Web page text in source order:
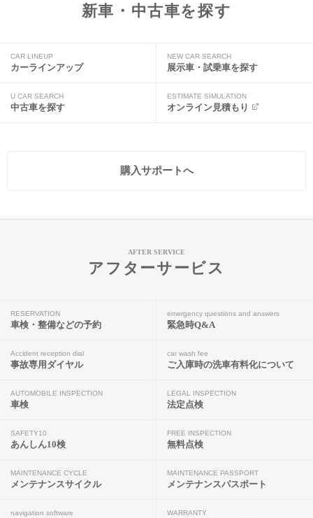
新車・中古車を探す
CAR LINEUP
カーラインアップ
NEW CAR SEARCH
展示車・試乗車を探す
U CAR SEARCH
中古車を探す
ESTIMATE SIMULATION
オンライン見積もり
購入サポートへ
AFTER SERVICE
アフターサービス
RESERVATION
車検・整備などの予約
emergency questions and answers
緊急時Q&A
Accident reception dial
事故専用ダイヤル
car wash fee
ご入庫時の洗車有料化について
AUTOMOBILE INSPECTION
車検
LEGAL INSPECTION
法定点検
SAFETY10
あんしん10検
FREE INSPECTION
無料点検
MAINTENANCE CYCLE
メンテナンスサイクル
MAINTENANCE PASSPORT
メンテナンスパスポート
navigation software WARRANTY